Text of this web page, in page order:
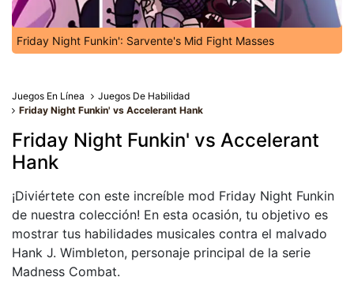
Friday Night Funkin': Sarvente's Mid Fight Masses
Juegos En Línea
Juegos De Habilidad
Friday Night Funkin' vs Accelerant Hank
Friday Night Funkin' vs Accelerant
Hank
¡Diviértete con este increíble mod Friday Night Funkin
de nuestra colección! En esta ocasión, tu objetivo es
mostrar tus habilidades musicales contra el malvado
Hank J. Wimbleton, personaje principal de la serie
Madness Combat.